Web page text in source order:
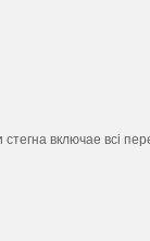
включаe всi